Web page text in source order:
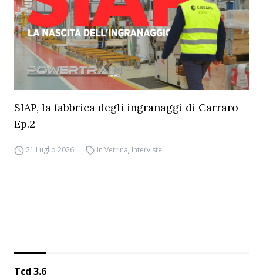
SIAP, la fabbrica degli ingranaggi di Carraro –
Ep.2
21 Luglio 2026 In Vetrina, Interviste
Tcd 3.6